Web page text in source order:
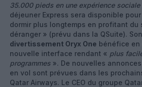
35.000 pieds en une expérience sociale
déjeuner Express sera disponible
dormir plus longtemps en profitant du
déranger » (prévu dans la QSuite). Son
divertissement Oryx One bénéfice en
nouvelle interface rendant « plus
programmes ». De nouvelles
en vol sont prévues dans les
Qatar Airways. Le CEO du groupe